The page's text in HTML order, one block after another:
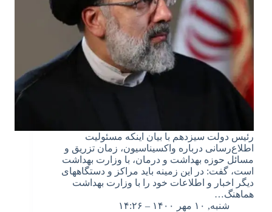
رئیس دولت سیزدهم با بیان اینکه مسئولیت
اطلاع‌رسانی درباره واکسیناسیون، زمان تزریق و
مسائل حوزه بهداشت و درمان، با وزارت بهداشت
است، گفت: در این زمینه باید مراکز و دستگاههای
دیگر اخبار و اطلاعات خود را با وزارت بهداشت
هماهنگ…
شنبه, ۱۰ مهر ۱۴۰۰ – ۱۴:۲۶